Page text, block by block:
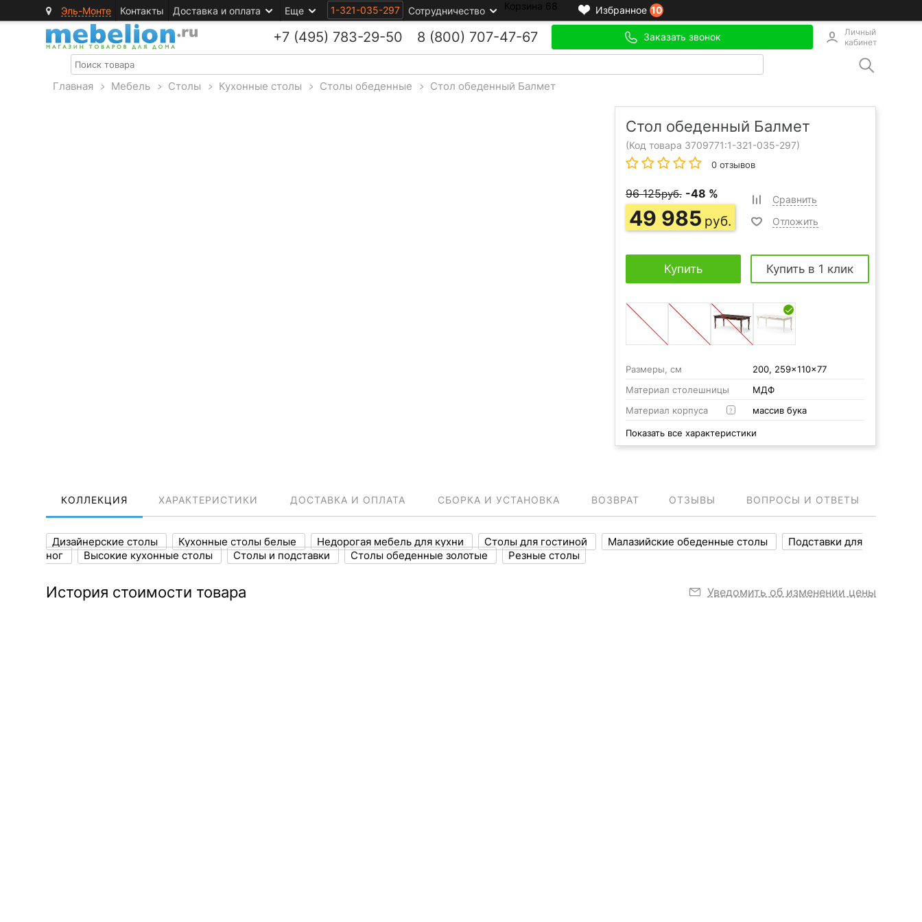
Эль-Монте Контакты Доставка и оплата Еще 1-321-035-297 Сотрудничество Избранное 10
Корзина 68
+7 (495) 783-29-50 8 (800) 707-47-67 Заказать звонок
Личный
кабинет
Главная > Мебель > Столы > Кухонные столы > Столы обеденные > Стол обеденный Балмет
Стол обеденный Балмет
(Код товара 3709771:1-321-035-297)
0 отзывов
96 125руб. -48 %
49 985 руб.
Сравнить
Отложить
Купить Купить в 1 клик
Размеры, см
200, 259x110x77
Материал столешницы
МДФ
Материал корпуса
? массив бука
Показать все характеристики
КОЛЛЕКЦИЯ ХАРАКТЕРИСТИКИ ДОСТАВКА И ОПЛАТА СБОРКА И УСТАНОВКА ВОЗВРАТ ОТЗЫВЫ ВОПРОСЫ И ОТВЕТЫ
Дизайнерские столы Кухонные столы белые Недорогая мебель для кухни Столы для гостиной Малазийские обеденные столы
Подставки для
ног
Высокие кухонные столы Столы и подставки Столы обеденные золотые Резные столы
История стоимости товара Уведомить об изменении цены